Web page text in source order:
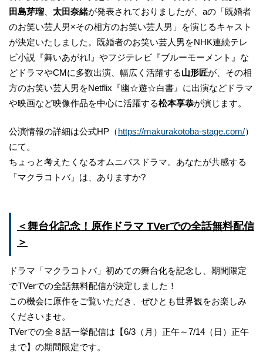
田島芽瑠
太田奈緒が発表されておりましたが、aの「既婚者
のお笑い芸人男×その相方のお笑い芸人男」を演じるキャスト
が決定いたしました。既婚者のお笑い芸人男をNHK連続テレ
ビ小説『舞いあがれ!』やフジテレビ『ブルーモーメント』な
どドラマやCMに多数出演、幅広く活躍する山形匠が、その相
方のお笑い芸人男をNetflix『幽☆遊☆白書』に出演などドラマ
や映画など映像作品を中心に活躍する松本享恭が演じます。
公演情報の詳細は公式HP（https://makurakotoba-stage.com/）
にて。
ちょっと考えたくなるオムニバスドラマ。あなたが共感する
「マクラコトバ」は、ありますか?
＜舞台化記念！原作ドラマ TVerでの全話無料配信
＞
ドラマ「マクラコトバ」初めての舞台化を記念し、期間限定
でTVerでの全話無料配信が決定しました！
この機会に原作をご覧いただき、ぜひとも世界観をお楽しみ
くださいませ。
TVerでの全８話一挙配信は【6/3（月）正午～7/14（日）正午
まで】の期間限定です。